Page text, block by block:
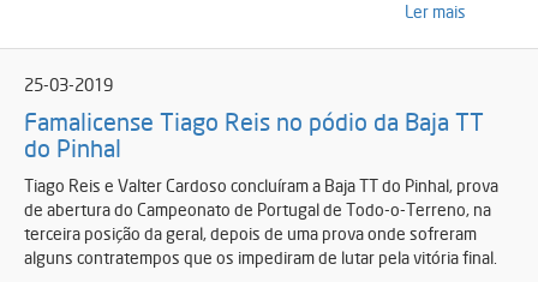
Ler mais
25-03-2019
Famalicense Tiago Reis no pódio da Baja TT
do Pinhal
Tiago Reis e Valter Cardoso concluíram a Baja TT do Pinhal, prova
de abertura do Campeonato de Portugal de Todo-o-Terreno, na
terceira posição da geral, depois de uma prova onde sofreram
alguns contratempos que os impediram de lutar pela vitória final.